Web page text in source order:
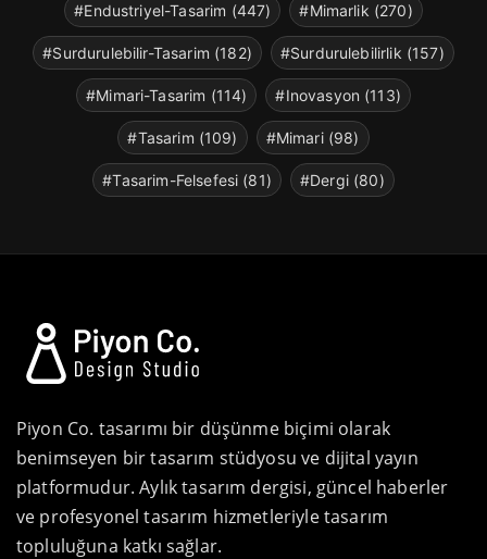
#Endustriyel-Tasarim (447) #Mimarlik (270)
#Surdurulebilir-Tasarim (182) #Surdurulebilirlik (157)
#Mimari-Tasarim (114) #Inovasyon (113)
#Tasarim (109) #Mimari (98)
#Tasarim-Felsefesi (81) #Dergi (80)
Piyon Co. tasarımı bir düşünme biçimi olarak
benimseyen bir tasarım stüdyosu ve dijital yayın
platformudur. Aylık tasarım dergisi, güncel haberler
ve profesyonel tasarım hizmetleriyle tasarım
topluluğuna katkı sağlar.